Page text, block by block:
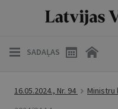
SADAĻAS
16.05.2024., Nr. 94
Ministru